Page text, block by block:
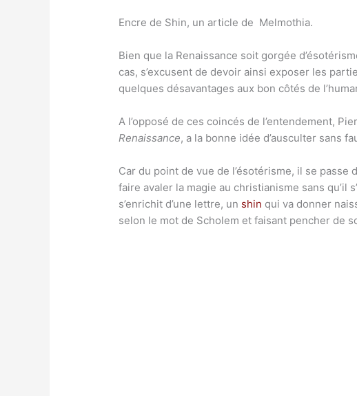
Encre de Shin, un article de Melmothia.
Bien que la Renaissance soit gorgée
cas, s’excusent de devoir ainsi exposer les
quelques désavantages aux bon côtés de
A l’opposé de ces coincés de l’entendement,
Renaissance, a la bonne idée d’ausculter sans
Car du point de vue de l’ésotérisme, il se
faire avaler la magie au christianisme sans qu’il
s’enrichit d’une lettre, un shin qui va donner
selon le mot de Scholem et faisant pencher de